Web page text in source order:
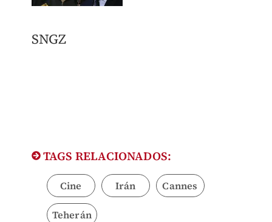
SNGZ
TAGS RELACIONADOS:
Cine Irán Cannes
Teherán